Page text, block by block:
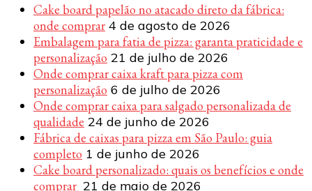
Cake board papelão no atacado direto da fábrica:
onde comprar 4 de agosto de 2026
Embalagem para fatia de pizza: garanta praticidade e
personalização 21 de julho de 2026
Onde comprar caixa kraft para pizza com
personalização 6 de julho de 2026
Onde comprar caixa para salgado personalizada de
qualidade 24 de junho de 2026
Fábrica de caixas para pizza em São Paulo: guia
completo 1 de junho de 2026
Cake board personalizado: quais os benefícios e onde
comprar 21 de maio de 2026